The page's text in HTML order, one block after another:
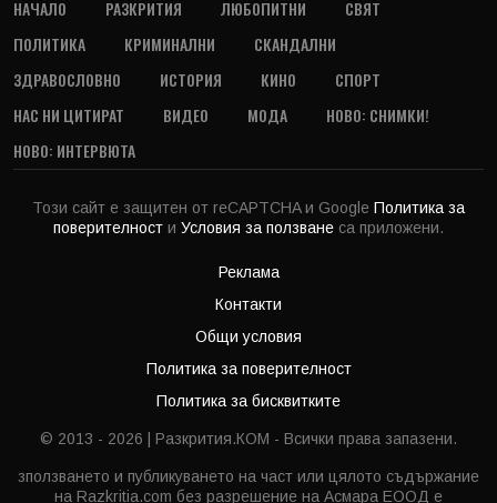
НАЧАЛО РАЗКРИТИЯ ЛЮБОПИТНИ
СВЯТ
ПОЛИТИКА
КРИМИНАЛНИ
СКАНДАЛНИ
ЗДРАВОСЛОВНО
ИСТОРИЯ КИНО
СПОРТ
НАС НИ ЦИТИРАТ
ВИДЕО МОДА
НОВО: СНИМКИ!
НОВО: ИНТЕРВЮТА
Този сайт е защитен от reCAPTCHA и Google Политика за
поверителност и Условия за ползване са приложени.
Реклама
Контакти
Общи условия
Политика за поверителност
Политика за бисквитките
© 2013 - 2026 | Разкрития.КОМ - Всички права запазени.
зползването и публикуването на част или цялото съдържание
на Razkritia.com без разрешение на Асмара ЕООД е